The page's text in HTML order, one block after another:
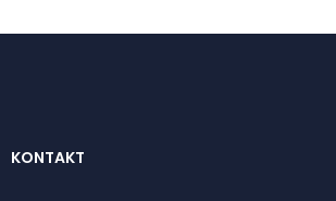
KONTAKT